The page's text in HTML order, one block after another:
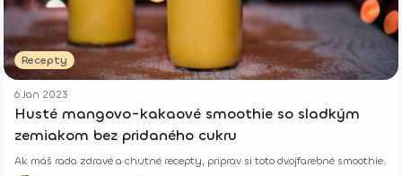
Recepty
6 Jan 2023
Husté mangovo-kakaové smoothie so sladkým
zemiakom bez pridaného cukru
Ak máš rada zdravé a chutné recepty, priprav si toto dvojfarebné smoothie.